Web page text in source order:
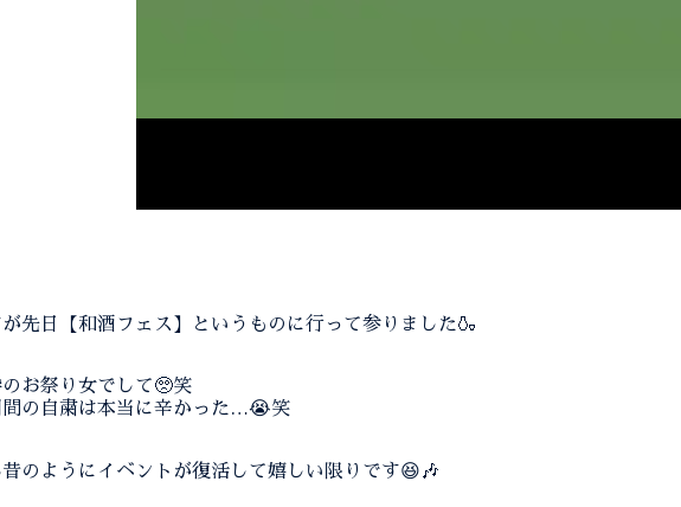
先日【和酒フェス】というものに行って参りました🍶
お祭り女でして🥺笑
間の自粛は本当に辛かった…😭笑
昔のようにイベントが復活して嬉しい限りです😆🎶